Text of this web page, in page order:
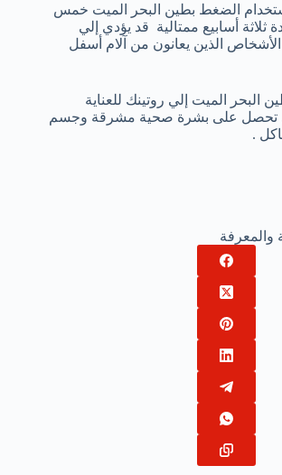
الضغط بطين البحر الميت خمس
أسابيع ممتالية قد يؤدي إلي
الذين يعانون من آلام أسفل
البحر الميت إلي روتينك للعناية
تحصل على بشرة صحية مشرقة وجسم
.
والمعرفة